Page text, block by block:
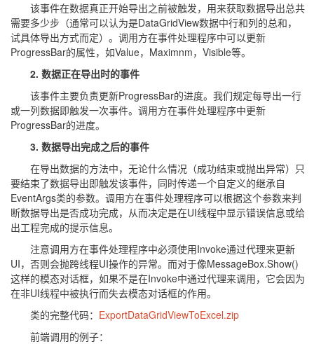
该事件在数据真正开始导出之前被触发，用来获取数据导出总共
需要多少步（通常可以认为是DataGridView数据中行和列的总和，
试具体导出方式而定）。调用方在事件处理程序中可以更新
ProgressBar的属性，如Value，Maximnm，Visible等。
2. 数据正在导出时的事件
该事件主要负责更新ProgressBar的进度。我们规定每导出一行
或一列数据即触发一次事件。调用方在事件处理程序中更新
ProgressBar的进度。
3. 数据导出完成之后的事件
在导出数据的方法中，无论什么情况（成功结束或抛出异常）只
要结束了数据导出即触发该事件，同时传递一个自定义的继承自
EventArgs类的参数。调用方在事件处理程序可以根据这个参数来判
断数据导出是否成功完成，从而决定是在UI线程中显示错误信息或给
出工程完成的提示信息。
注意调用方在事件处理程序中必须使用Invoke通过代理来更新
UI，否则会抛跨线程UI操作的异常。而对于像MessageBox.Show()
这样的模态对话框，如果不是在Invoke中通过代理来调用，它会因为
在非UI线程中被执行而失去模态对话框的作用。
类的完整代码： ExportDataGridViewToExcel.zip
前端调用的例子：